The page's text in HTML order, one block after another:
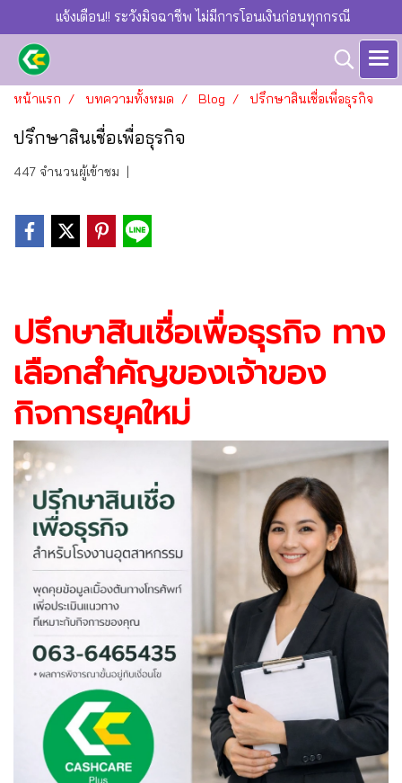
แจ้งเตือน!! ระวังมิจฉาชีพ ไม่มีการโอนเงินก่อนทุกกรณี
หน้าแรก บทความทั้งหมด Blog ปรึกษาสินเชื่อเพื่อธุรกิจ
ปรึกษาสินเชื่อเพื่อธุรกิจ
447 จำนวนผู้เข้าชม |
ปรึกษาสินเชื่อเพื่อธุรกิจ ทาง
เลือกสำคัญของเจ้าของ
กิจการยุคใหม่